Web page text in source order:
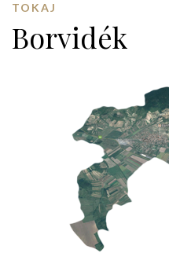
TOKAJ
Borvidék